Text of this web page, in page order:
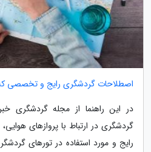
اصطلاحات گردشگری رایج و تخصصی
در این راهنما از مجله گردشگری
گردشگری در ارتباط با پروازهای
رایج و مورد استفاده در تورهای